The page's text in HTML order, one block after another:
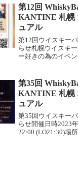
KANTINE 4階...
第12回
KANTINE 札幌
ュアル
第12回ウイスキー
らせ札幌ウイスキ
ー好きの為のイベ
開催日時 2021年8
～23:...
第35回
KANTINE 札幌
ュアル
第35回ウイスキー
らせ開催日時2023
22:00 (LO21:30)場